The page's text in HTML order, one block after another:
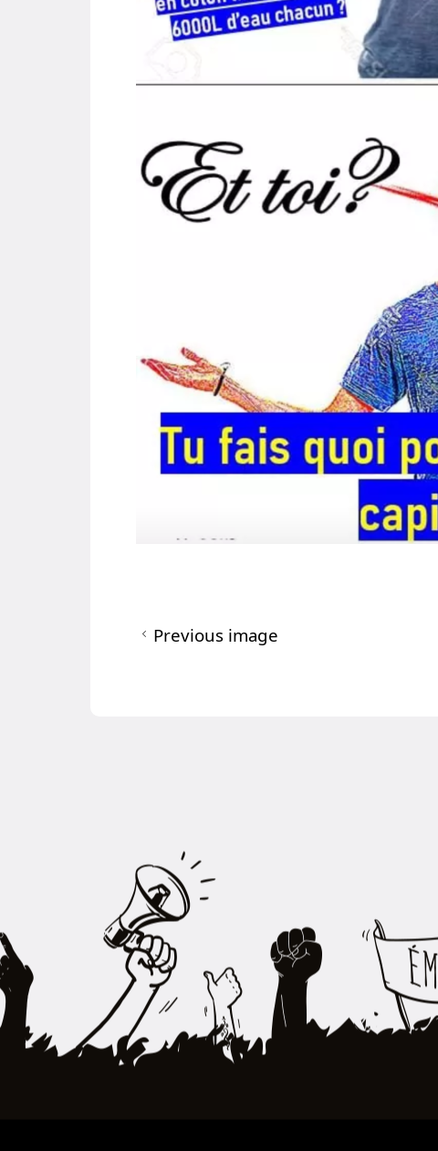
Previous image